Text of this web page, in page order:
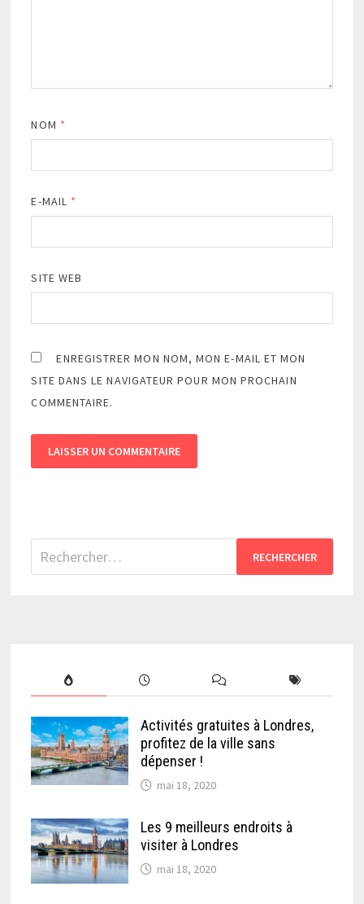
NOM *
E-MAIL *
SITE WEB
ENREGISTRER MON NOM, MON E-MAIL ET MON
SITE DANS LE NAVIGATEUR POUR MON PROCHAIN
COMMENTAIRE.
Rechercher :
Activités gratuites à Londres,
profitez de la ville sans
dépenser !
mai 18, 2020
Les 9 meilleurs endroits à
visiter à Londres
mai 18, 2020